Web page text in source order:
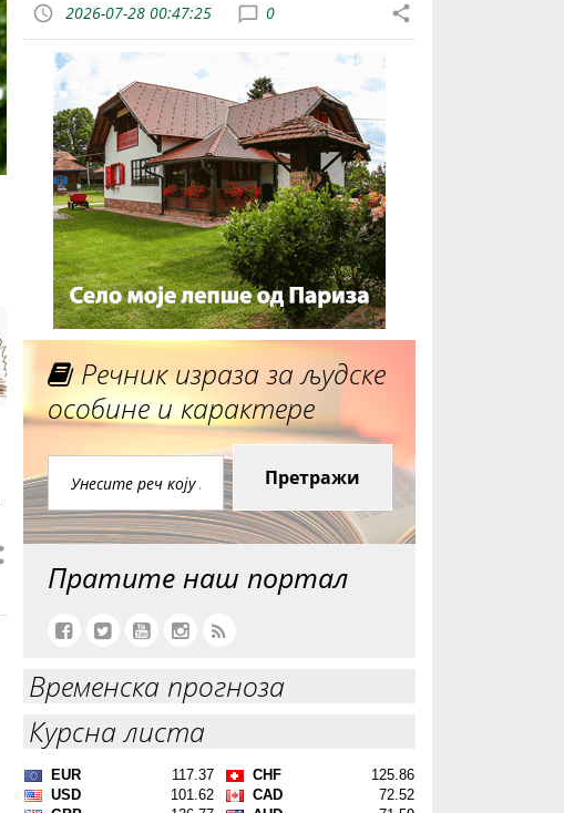
2026-07-28 00:47:25 0
Речник израза за људске
особине и карактере
Претражи
Пратите наш портал
Временска прогноза
Курсна листа